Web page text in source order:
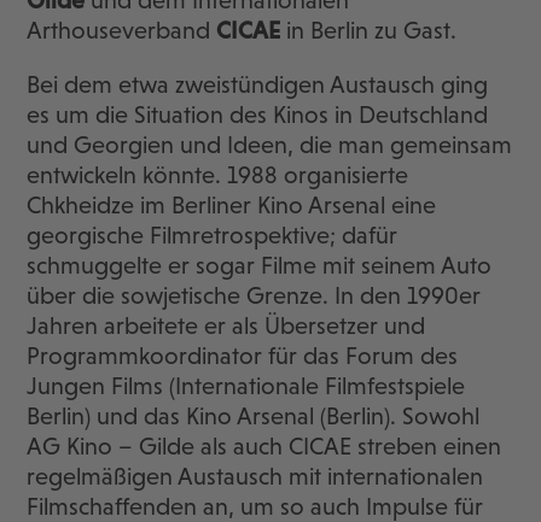
Arthouseverband CICAE in Berlin zu Gast.
Bei dem etwa zweistündigen Austausch ging
es um die Situation des Kinos in Deutschland
und Georgien und Ideen, die man gemeinsam
entwickeln könnte. 1988 organisierte
Chkheidze im Berliner Kino Arsenal eine
georgische Filmretrospektive; dafür
schmuggelte er sogar Filme mit seinem Auto
über die sowjetische Grenze. In den 1990er
Jahren arbeitete er als Übersetzer und
Programmkoordinator für das Forum des
Jungen Films (Internationale Filmfestspiele
Berlin) und das Kino Arsenal (Berlin). Sowohl
AG Kino – Gilde als auch CICAE streben einen
regelmäßigen Austausch mit internationalen
Filmschaffenden an, um so auch Impulse für